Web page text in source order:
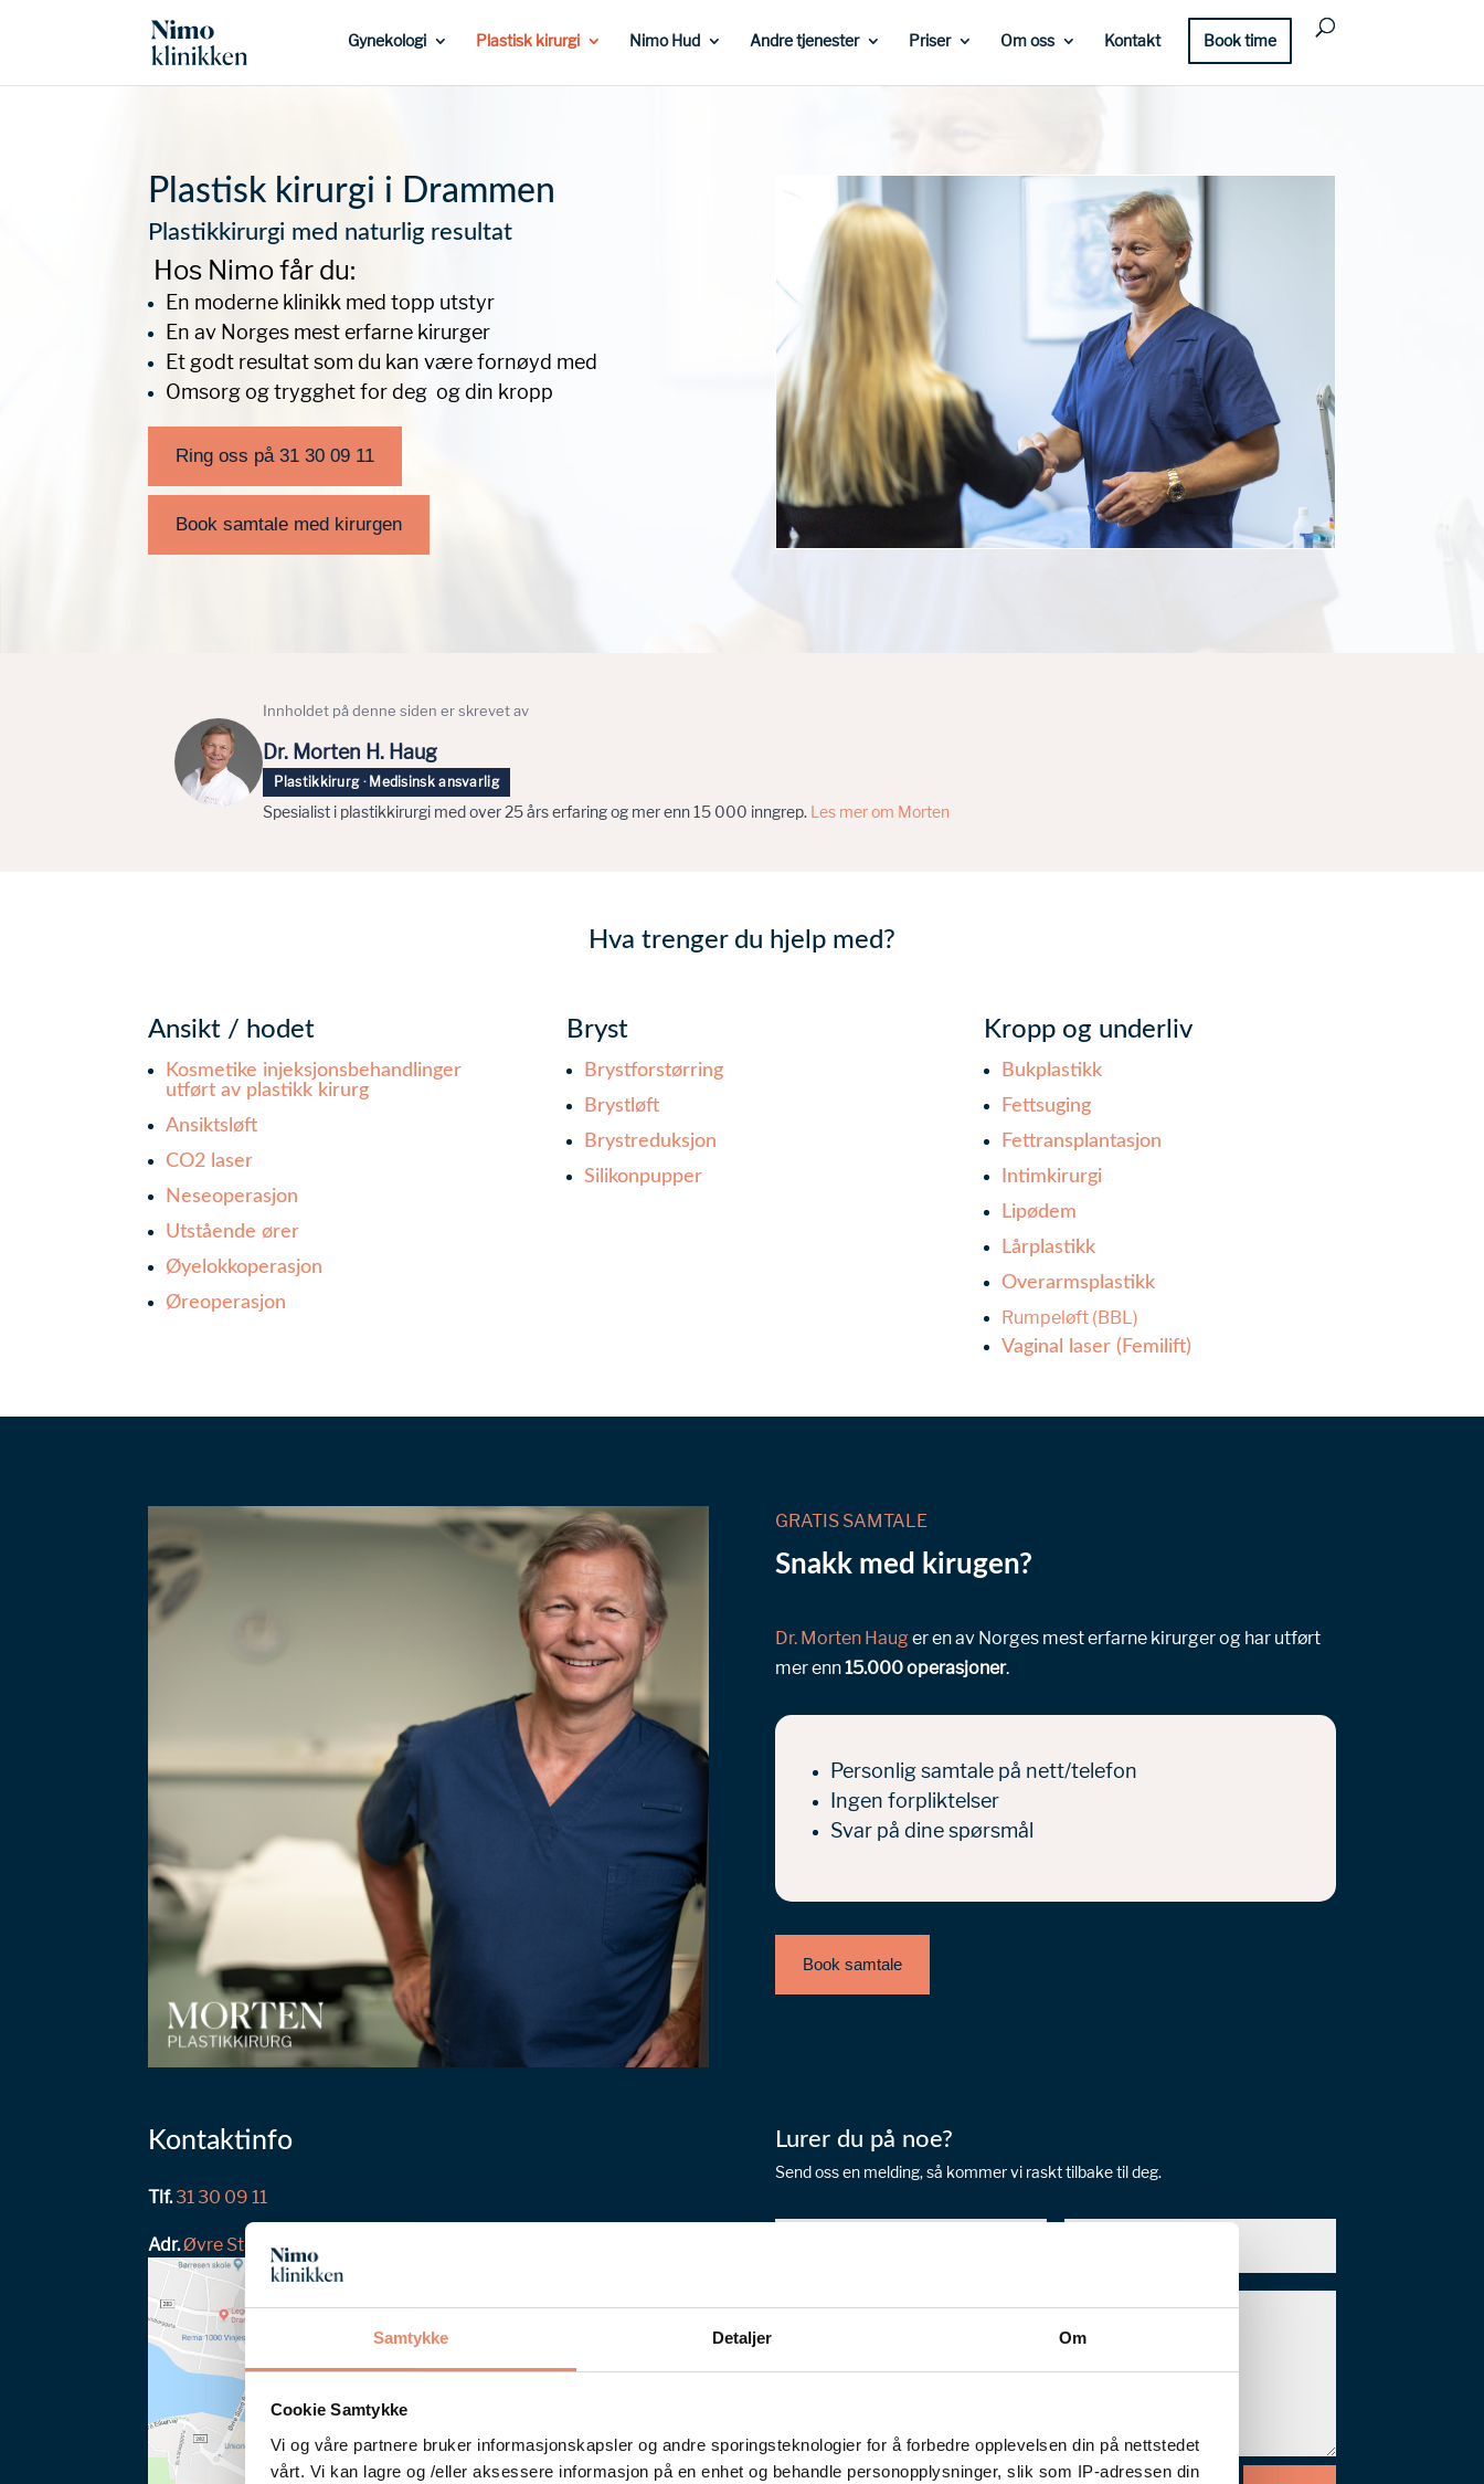
Samtykke Detaljer Om
Cookie Samtykke
Vi og våre partnere bruker informasjonskapsler og andre sporingsteknologier for å forbedre opplevelsen din på nettstedet
vårt. Vi kan lagre og /eller aksessere informasjon på en enhet og behandle personopplysninger, slik som IP-adressen din
Gynekologi Plastisk kirurgi Nimo Hud Andre tjenester Priser Om oss Kontakt Book time
Plastisk kirurgi i Drammen
Plastikkirurgi med naturlig resultat
Hos Nimo får du:
En moderne klinikk med topp utstyr
En av Norges mest erfarne kirurger
Et godt resultat som du kan være fornøyd med
Omsorg og trygghet for deg og din kropp
Ring oss på 31 30 09 11
Book samtale med kirurgen
Innholdet på denne siden er skrevet av
Dr. Morten H. Haug
Plastikkirurg · Medisinsk ansvarlig
Spesialist i plastikkirurgi med over 25 års erfaring og mer enn 15 000 inngrep. Les mer om Morten
Hva trenger du hjelp med?
Ansikt / hodet
Kosmetike injeksjonsbehandlinger
utført av plastikk kirurg
Ansiktsløft
CO2 laser
Neseoperasjon
Utstående ører
Øyelokkoperasjon
Øreoperasjon
Bryst
Brystforstørring
Brystløft
Brystreduksjon
Silikonpupper
Kropp og underliv
Bukplastikk
Fettsuging
Fettransplantasjon
Intimkirurgi
Lipødem
Lårplastikk
Overarmsplastikk
Rumpeløft (BBL)
Vaginal laser (Femilift)
GRATIS SAMTALE
Snakk med kirugen?
Dr. Morten Hauger en av Norges mest erfarne kirurger og har utført
mer enn 15.000 operasjoner.
Personlig samtale på nett/telefon
Ingen forpliktelser
Svar på dine spørsmål
Book samtale
Kontaktinfo
Tlf.31 30 09 11
Adr.Øvre Storgate 4–6, 3018 Drammen
Lurer du på noe?
Send oss en melding, så kommer vi raskt tilbake til deg.